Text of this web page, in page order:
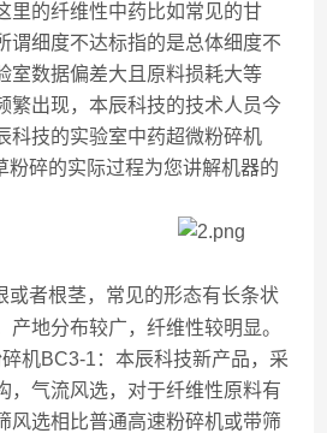
里的纤维性中药比如常见的甘
谓细度不达标指的是总体细度不
室数据偏差大且原料损耗大等
繁出现，本辰科技的技术人员今
科技的实验室中药超微粉碎机
粉碎的实际过程为您讲解机器的
或者根茎，常见的形态有长条状
产地分布较广，纤维性较明显。
机BC3-1：本辰科技新产品，采
，气流风选，对于纤维性原料有
风选相比普通高速粉碎机或带筛